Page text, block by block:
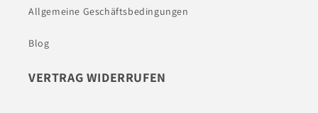
Allgemeine Geschäftsbedingungen
Blog
VERTRAG WIDERRUFEN